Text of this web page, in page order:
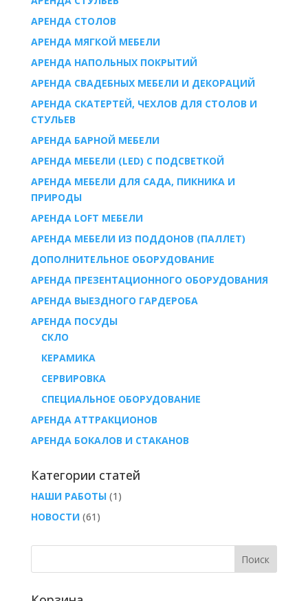
AРЕНДА СТОЛОВ
АРЕНДА МЯГКОЙ МЕБЕЛИ
АРЕНДА НАПОЛЬНЫХ ПОКРЫТИЙ
АРЕНДА СВАДЕБНЫХ МЕБЕЛИ И ДЕКОРАЦИЙ
АРЕНДА СКАТЕРТЕЙ, ЧЕХЛОВ ДЛЯ СТОЛОВ И
СТУЛЬЕВ
АРЕНДА БАРНОЙ МЕБЕЛИ
АРЕНДА МЕБЕЛИ (LED) С ПОДСВЕТКОЙ
АРЕНДА МЕБЕЛИ ДЛЯ САДА, ПИКНИКА И
ПРИРОДЫ
АРЕНДА LOFT МЕБЕЛИ
АРЕНДА МЕБЕЛИ ИЗ ПОДДОНОВ (ПАЛЛЕТ)
ДОПОЛНИТЕЛЬНОЕ ОБОРУДОВАНИЕ
АРЕНДА ПРЕЗЕНТАЦИОННОГО ОБОРУДОВАНИЯ
АРЕНДА ВЫЕЗДНОГО ГАРДЕРОБА
AРЕНДА ПОСУДЫ
СКЛО
КЕРАМИКА
СЕРВИРОВКА
СПЕЦИАЛЬНОЕ ОБОРУДОВАНИЕ
АРЕНДА АТТРАКЦИОНОВ
АРЕНДА БОКАЛОВ И СТАКАНОВ
Категории статей
НАШИ РАБОТЫ(1)
НОВОСТИ(61)